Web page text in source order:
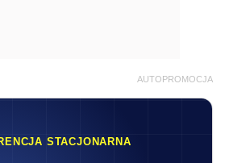
AUTOPROMOCJA
STACJONARNA